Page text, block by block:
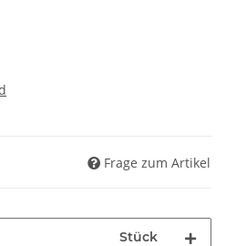
Frage zum Artikel
Stück